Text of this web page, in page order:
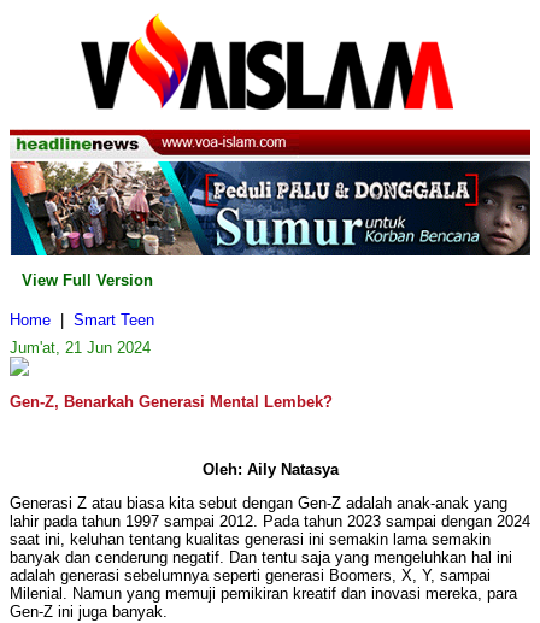
View Full Version
Home
Smart Teen
Jum'at, 21 Jun 2024
Gen-Z, Benarkah Generasi Mental Lembek?
Oleh: Aily Natasya
Generasi Z atau biasa kita sebut dengan Gen-Z adalah anak-anak yang
lahir pada tahun 1997 sampai 2012. Pada tahun 2023 sampai dengan 2024
saat ini, keluhan tentang kualitas generasi ini semakin lama semakin
banyak dan cenderung negatif. Dan tentu saja yang mengeluhkan hal ini
adalah generasi sebelumnya seperti generasi Boomers, X, Y, sampai
Milenial. Namun yang memuji pemikiran kreatif dan inovasi mereka, para
Gen-Z ini juga banyak.